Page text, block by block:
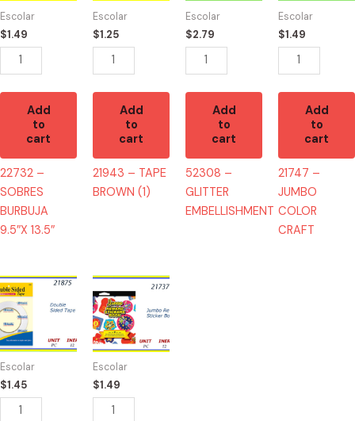
Escolar
$1.49
9.5"X
13.5"
quantity
Add
to
cart
22732 –
SOBRES
BURBUJA
9.5″X 13.5″
Escolar
$1.25
(1)
quantity
Add
to
cart
21943 – TAPE
BROWN (1)
Escolar
$2.79
quantity
Add
to
cart
52308 –
GLITTER
EMBELLISHMENT
Escolar
$1.49
CRAFT
quantity
Add
to
cart
21747 –
JUMBO
COLOR
CRAFT
Escolar
$1.45
21875
-
MASKING
TAPE
DOBLE
LADO
quantity
Escolar
$1.49
21737
-
JUMBO
REWARD
700
STICKERS
quantity